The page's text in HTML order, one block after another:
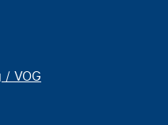
VOG